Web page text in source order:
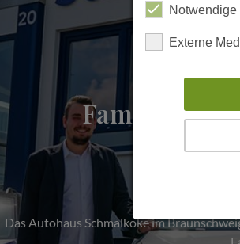
Die
Ein
Das Autohaus Schmalkoke im
Externe